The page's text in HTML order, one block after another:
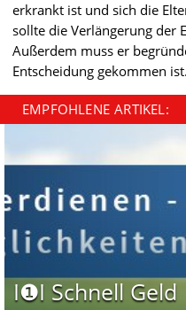
erkrankt ist und sich die
sollte die Verlängerung der
Außerdem muss er
Entscheidung gekommen ist.
EMPFOHLENE ARTIKEL:
I❶I Schnell Geld